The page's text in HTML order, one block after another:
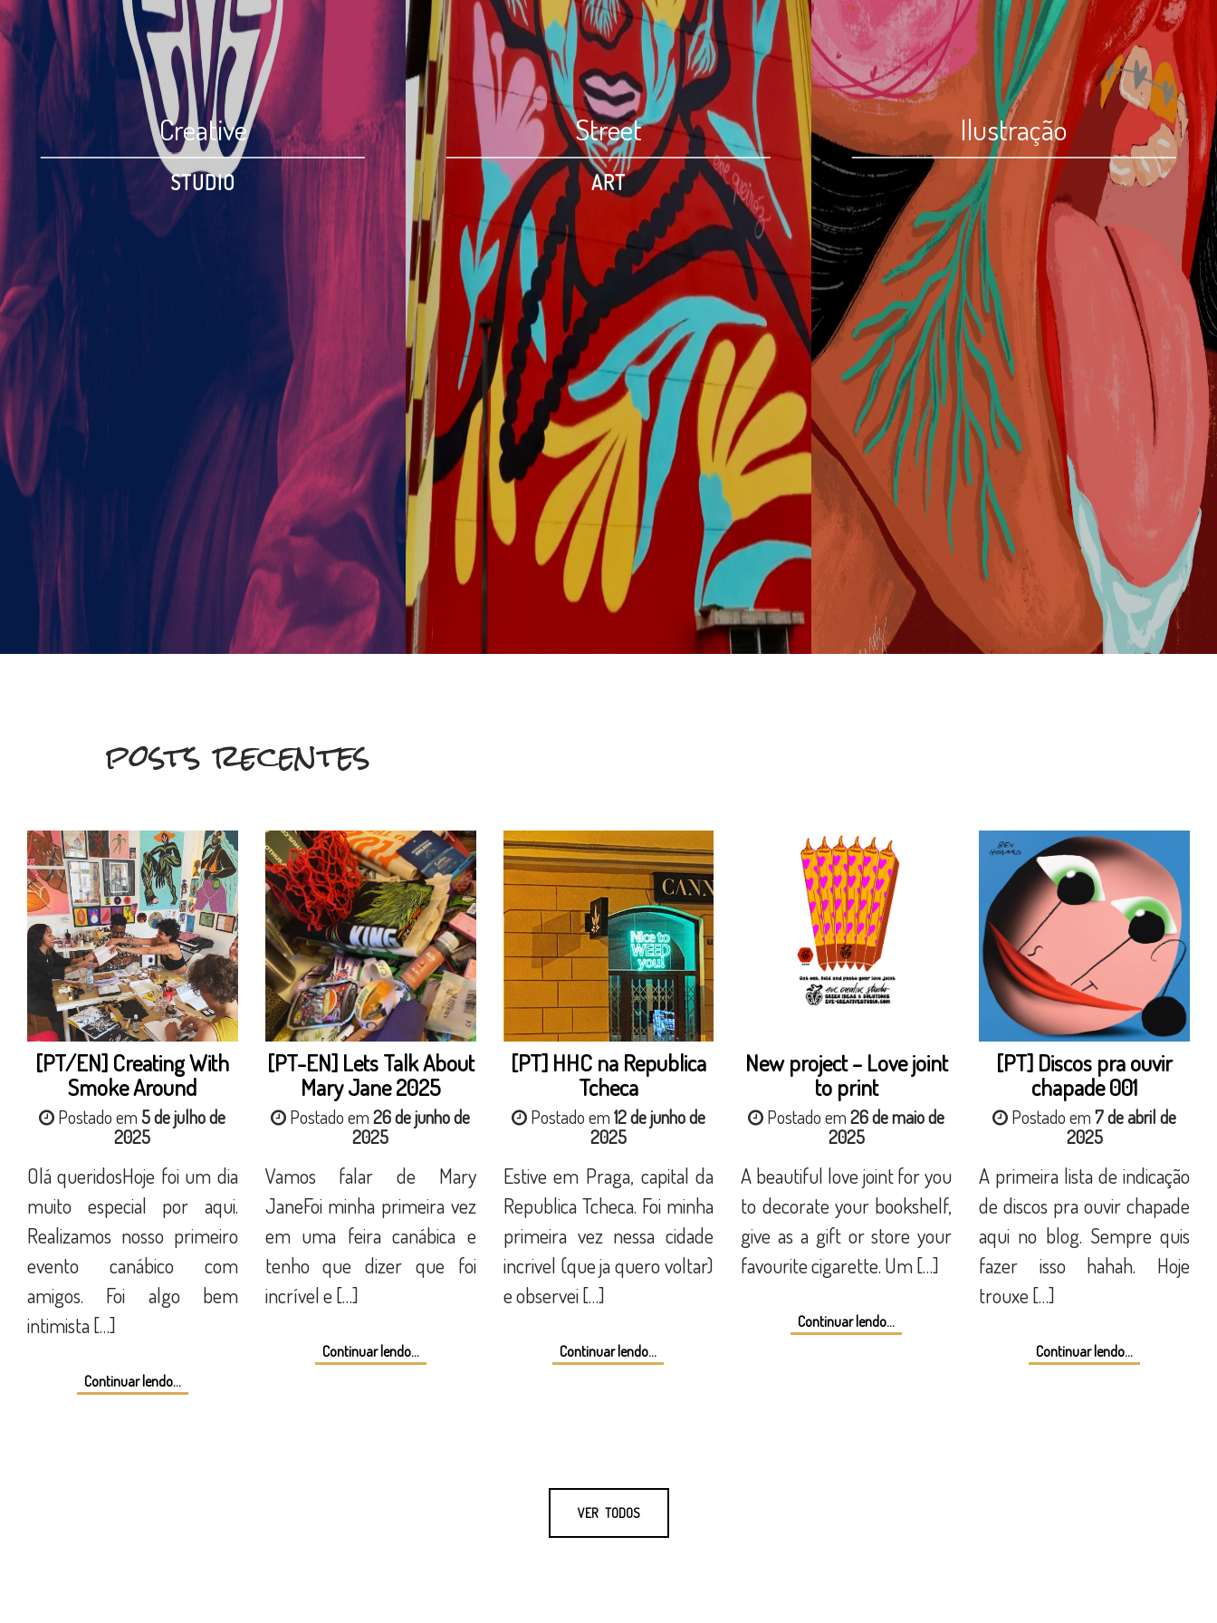
Creative
STUDIO
Street
ART
Ilustração
posts recentes
[PT/EN] Creating With
Smoke Around
Postado em5 de julho de
2025
Olá queridosHoje foi um dia
muito especial por aqui.
Realizamos nosso primeiro
evento canábico com
amigos. Foi algo bem
intimista […]
Continuar lendo...
[PT-EN] Lets Talk About
Mary Jane 2025
Postado em26 de junho de
2025
Vamos falar de Mary
JaneFoi minha primeira vez
em uma feira canábica e
tenho que dizer que foi
incrível e […]
Continuar lendo...
[PT] HHC na Republica
Tcheca
Postado em12 de junho de
2025
Estive em Praga, capital da
Republica Tcheca. Foi minha
primeira vez nessa cidade
incrivel (que ja quero voltar)
e observei […]
Continuar lendo...
New project – Love joint
to print
Postado em26 de maio de
2025
A beautiful love joint for you
to decorate your bookshelf,
give as a gift or store your
favourite cigarette. Um […]
Continuar lendo...
[PT] Discos pra ouvir
chapade 001
Postado em7 de abril de
2025
A primeira lista de indicação
de discos pra ouvir chapade
aqui no blog. Sempre quis
fazer isso hahah. Hoje
trouxe […]
Continuar lendo...
VER TODOS